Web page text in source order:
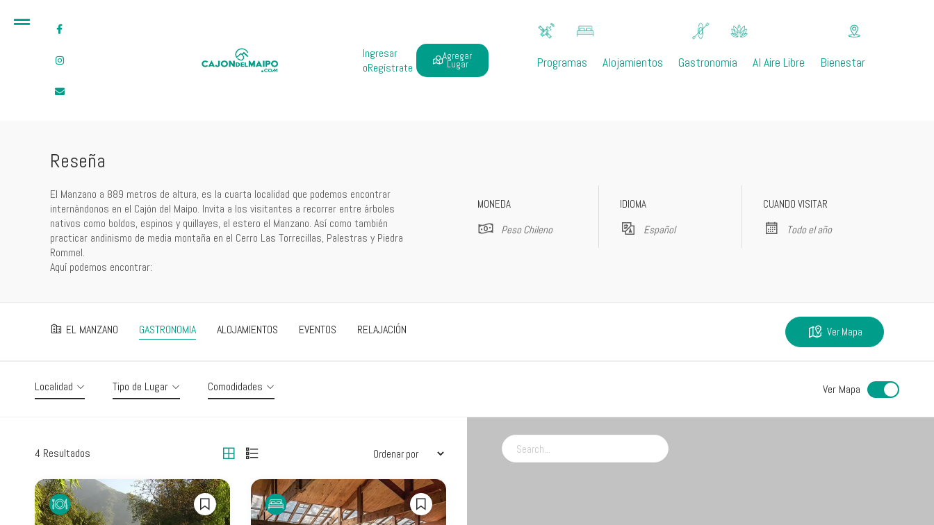
Ingresar
oRegístrate
Agregar
Lugar Programas Alojamientos Gastronomia Al Aire Libre Bienestar
Reseña
El Manzano a 889 metros de altura, es la cuarta localidad que podemos encontrar
internándonos en el Cajón del Maipo. Invita a los visitantes a recorrer entre árboles
nativos como boldos, espinos y quillayes, el estero el Manzano. Así como también
practicar andinismo de media montaña en el Cerro Las Torrecillas, Palestras y Piedra
Rommel.
Aquí podemos encontrar:
MONEDA
Peso Chileno
IDIOMA
Español
CUANDO VISITAR
Todo el año
EL MANZANO GASTRONOMIA ALOJAMIENTOS EVENTOS RELAJACIÓN Ver Mapa
Localidad Tipo de Lugar Comodidades Ver Mapa
4 Resultados